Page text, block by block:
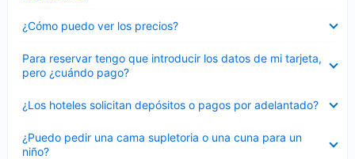
¿Cómo puedo ver los precios?
cerrado
Para reservar tengo que introducir los datos de mi tarjeta,
pero ¿cuándo pago?
cerrado
¿Los hoteles solicitan depósitos o pagos por adelantado?
cerrado
¿Puedo pedir una cama supletoria o una cuna para un
niño?
cerrado